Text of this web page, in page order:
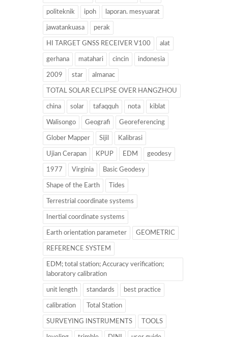
politeknik ipoh laporan. mesyuarat
jawatankuasa perak
HI TARGET GNSS RECEIVER V100 alat
gerhana matahari cincin indonesia
2009 star almanac
TOTAL SOLAR ECLIPSE OVER HANGZHOU
china solar tafaqquh nota kiblat
Walisongo Geografi Georeferencing
Glober Mapper Sijil Kalibrasi
Ujian Cerapan KPUP EDM geodesy
1977 Virginia Basic Geodesy
Shape of the Earth Tides
Terrestrial coordinate systems
Inertial coordinate systems
Earth orientation parameter GEOMETRIC
REFERENCE SYSTEM
EDM; total station; Accuracy verification;
laboratory calibration
unit length standards best practice
calibration Total Station
SURVEYING INSTRUMENTS TOOLS